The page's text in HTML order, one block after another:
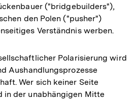
("bridgebuilders"),
den Polen ("pusher")
Verständnis werben.
Polarisierung wird
Aushandlungsprozesse
Wer sich keiner Seite
in der unabhängigen Mitte